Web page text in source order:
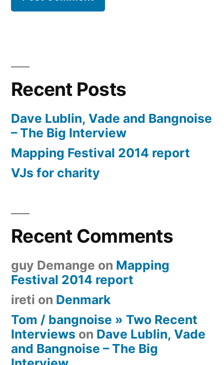
Recent Posts
Dave Lublin, Vade and Bangnoise
– The Big Interview
Mapping Festival 2014 report
VJs for charity
Recent Comments
guy Demange on Mapping
Festival 2014 report
ireti on Denmark
Tom / bangnoise » Two Recent
Interviews on Dave Lublin, Vade
and Bangnoise – The Big